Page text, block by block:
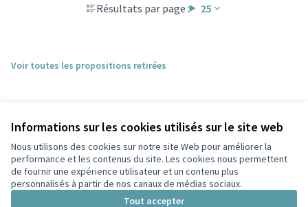
Informations sur les cookies utilisés sur le site web
Nous utilisons des cookies sur notre site Web pour améliorer la
performance et les contenus du site. Les cookies nous permettent
de fournir une expérience utilisateur et un contenu plus
personnalisés à partir de nos canaux de médias sociaux.
Tout accepter
Résultats par page : 25
Voir toutes les propositions retirées
Conditions d'utilisation